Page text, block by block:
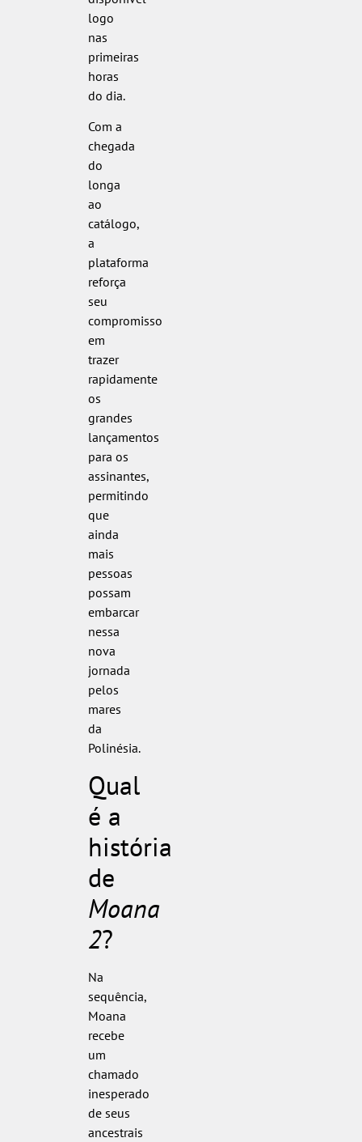
logo
nas
primeiras
horas
do dia.
Com a
chegada
do
longa
ao
catálogo,
a
plataforma
reforça
seu
compromisso
em
trazer
rapidamente
os
grandes
lançamentos
para os
assinantes,
permitindo
que
ainda
mais
pessoas
possam
embarcar
nessa
nova
jornada
pelos
mares
da
Polinésia.
Qual
é a
história
de
Moana
2?
Na
sequência,
Moana
recebe
um
chamado
inesperado
de seus
ancestrais